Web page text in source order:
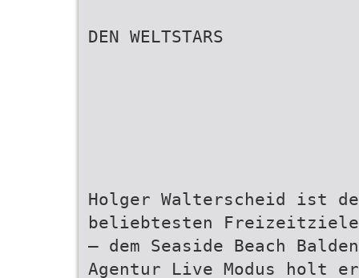
DEN WELTSTARS
Holger Walterscheid ist
beliebtesten
– dem Seaside Beach
Agentur Live Modus holt